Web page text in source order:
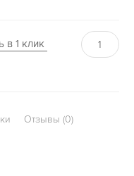
в 1 клик
Отзывы (0)